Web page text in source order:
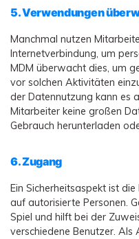
5. Verwendungen
Manchmal nutzen
Internetverbindung, um
MDM überwacht dies, um
vor solchen Aktivitäten
der Datennutzung kann es
Mitarbeiter keine großen
Gebrauch herunterladen
6. Zugang
Ein Sicherheitsaspekt ist
auf autorisierte Personen.
Spiel und hilft bei der
verschiedene Benutzer.